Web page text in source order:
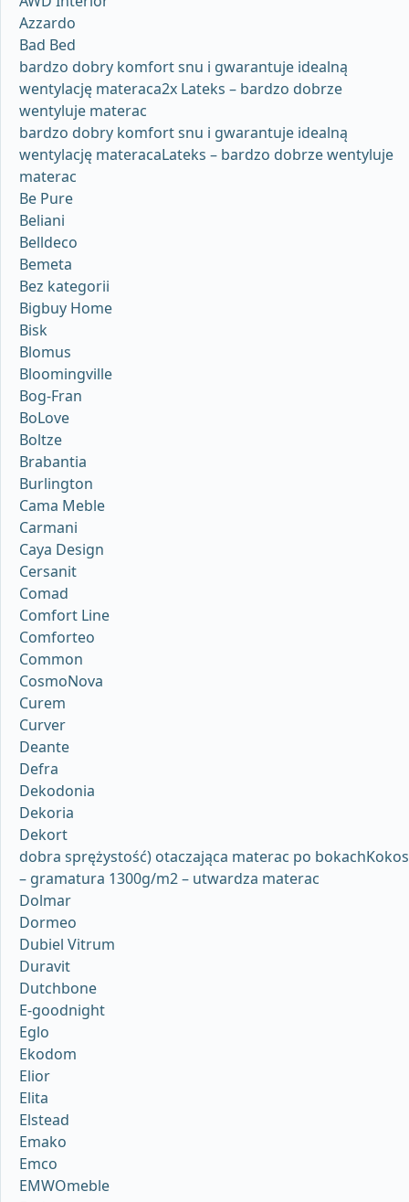
Azzardo
Bad Bed
bardzo dobry komfort snu i gwarantuje idealną
wentylację materaca2x Lateks – bardzo dobrze
wentyluje materac
bardzo dobry komfort snu i gwarantuje idealną
wentylację materacaLateks – bardzo dobrze wentyluje
materac
Be Pure
Beliani
Belldeco
Bemeta
Bez kategorii
Bigbuy Home
Bisk
Blomus
Bloomingville
Bog-Fran
BoLove
Boltze
Brabantia
Burlington
Cama Meble
Carmani
Caya Design
Cersanit
Comad
Comfort Line
Comforteo
Common
CosmoNova
Curem
Curver
Deante
Defra
Dekodonia
Dekoria
Dekort
dobra sprężystość) otaczająca materac po bokachKokos
– gramatura 1300g/m2 – utwardza materac
Dolmar
Dormeo
Dubiel Vitrum
Duravit
Dutchbone
E-goodnight
Eglo
Ekodom
Elior
Elita
Elstead
Emako
Emco
EMWOmeble